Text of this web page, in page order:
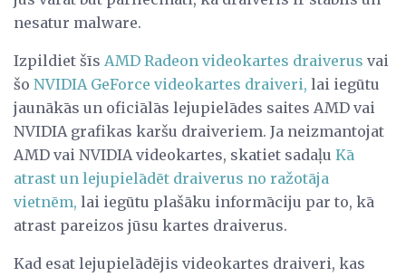
nesatur malware.
Izpildiet šīs AMD Radeon videokartes draiverus vai
šo NVIDIA GeForce videokartes draiveri, lai iegūtu
jaunākās un oficiālās lejupielādes saites AMD vai
NVIDIA grafikas karšu draiveriem. Ja neizmantojat
AMD vai NVIDIA videokartes, skatiet sadaļu Kā
atrast un lejupielādēt draiverus no ražotāja
vietnēm, lai iegūtu plašāku informāciju par to, kā
atrast pareizos jūsu kartes draiverus.
Kad esat lejupielādējis videokartes draiveri, kas